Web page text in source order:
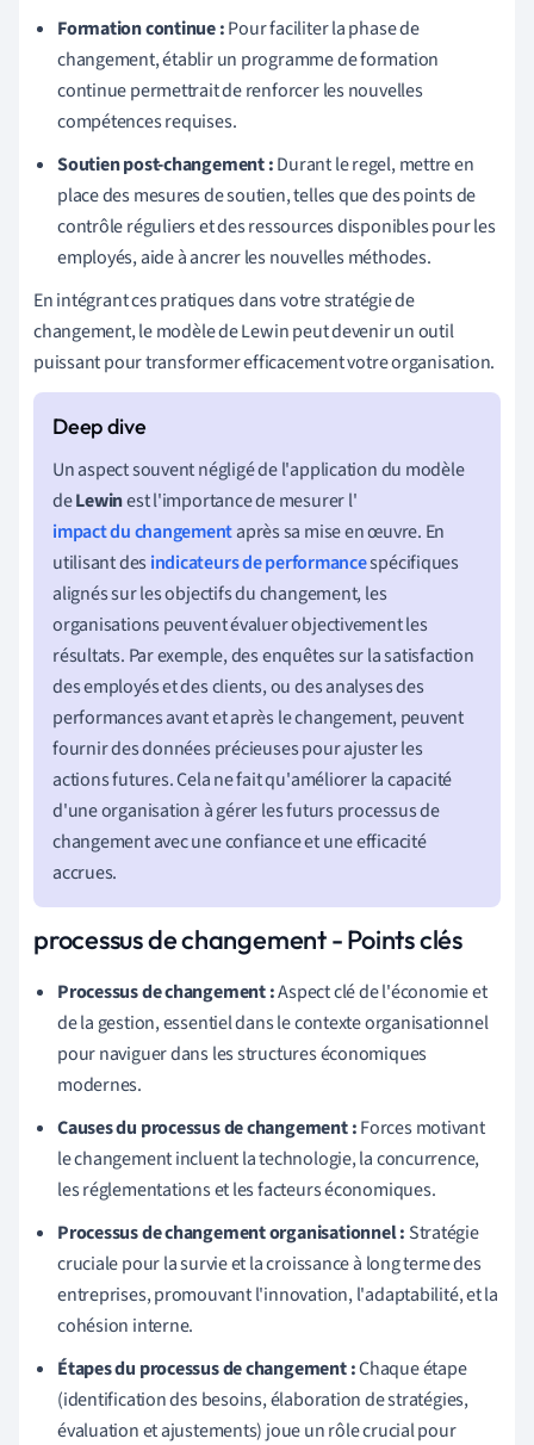
Formation continue :Pour faciliter la phase de
changement, établir un programme de formation
continue permettrait de renforcer les nouvelles
compétences requises.
Soutien post-changement :Durant le regel, mettre en
place des mesures de soutien, telles que des points de
contrôle réguliers et des ressources disponibles pour les
employés, aide à ancrer les nouvelles méthodes.
En intégrant ces pratiques dans votre stratégie de
changement, le modèle de Lewin peut devenir un outil
puissant pour transformer efficacement votre organisation.
Un aspect souvent négligé de l'application du modèle
deLewinest l'importance de mesurer l'
impact du changementaprès sa mise en œuvre. En
utilisant des indicateurs de performancespécifiques
alignés sur les objectifs du changement, les
organisations peuvent évaluer objectivement les
résultats. Par exemple, des enquêtes sur la satisfaction
des employés et des clients, ou des analyses des
performances avant et après le changement, peuvent
fournir des données précieuses pour ajuster les
actions futures. Cela ne fait qu'améliorer la capacité
d'une organisation à gérer les futurs processus de
changement avec une confiance et une efficacité
accrues.
processus de changement - Points clés
Processus de changement :Aspect clé de l'économie et
de la gestion, essentiel dans le contexte organisationnel
pour naviguer dans les structures économiques
modernes.
Causes du processus de changement :Forces motivant
le changement incluent la technologie, la concurrence,
les réglementations et les facteurs économiques.
Processus de changement organisationnel : Stratégie
cruciale pour la survie et la croissance à long terme des
entreprises, promouvant l'innovation, l'adaptabilité, et la
cohésion interne.
Étapes du processus de changement :Chaque étape
(identification des besoins, élaboration de stratégies,
évaluation et ajustements) joue un rôle crucial pour